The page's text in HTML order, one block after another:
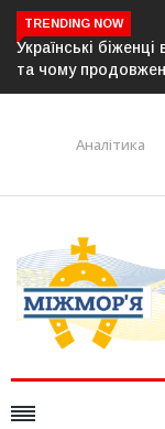
TRENDING NOW
життя
У понад
Аналітика